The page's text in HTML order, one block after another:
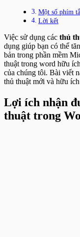
Một số phím
Lời kết
Việc sử dụng các thủ
dụng giúp bạn có thể
bản trong phần mềm
thuật trong word hữu
của chúng tôi. Bài viết
thủ thuật mới và hữu
Lợi ích nhận
thuật trong